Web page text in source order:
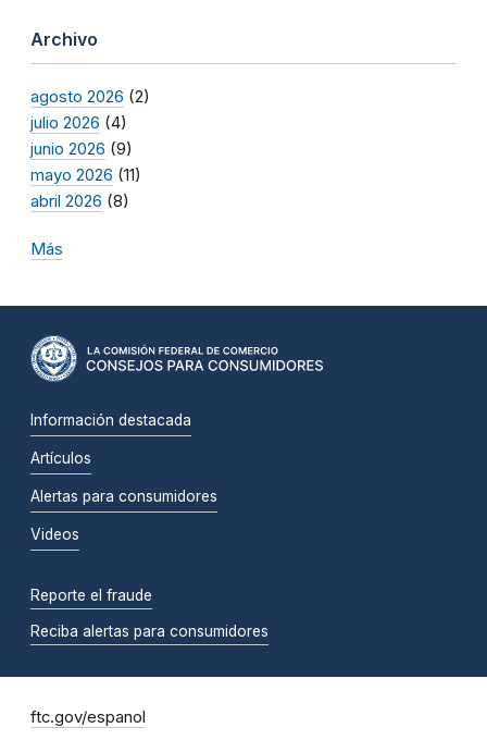
Archivo
agosto 2026 (2)
julio 2026 (4)
junio 2026 (9)
mayo 2026 (11)
abril 2026 (8)
Más
Información destacada
Artículos
Alertas para consumidores
Videos
Reporte el fraude
Reciba alertas para consumidores
ftc.gov/espanol